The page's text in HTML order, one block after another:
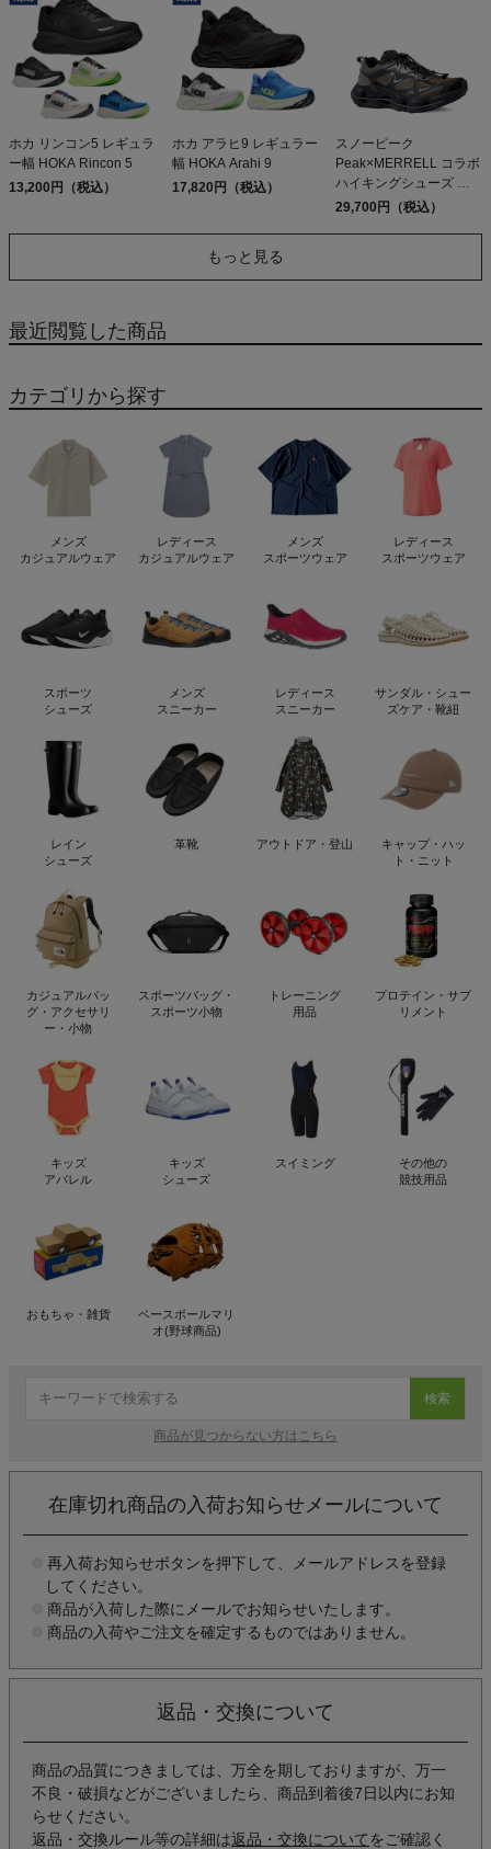
ホカ リンコン5 レギュラ
ー幅 HOKA Rincon 5
13,200円（税込）
ホカ アラヒ9 レギュラー
幅 HOKA Arahi 9
17,820円（税込）
スノーピーク
Peak×MERRELL コラボ
ハイキングシューズ ア
ウトドア タウンユース
S
29,700円（税込）
もっと見る
最近閲覧した商品
カテゴリから探す
メンズ
カジュアルウェア
レディース
カジュアルウェア
メンズ
スポーツウェア
レディース
スポーツウェア
スポーツ
シューズ
メンズ
スニーカー
レディース
スニーカー
サンダル・シュー
ズケア・靴紐
レイン
シューズ
革靴 アウトドア・登山
キャップ・ハッ
ト・ニット
カジュアルバッ
グ・アクセサリ
ー・小物
スポーツバッグ・
スポーツ小物
トレーニング
用品
プロテイン・サプ
リメント
キッズ
アパレル
キッズ
シューズ
スイミング
その他の
競技用品
おもちゃ・雑貨
ベースボールマリ
オ(野球商品)
検索
商品が見つからない方はこちら
在庫切れ商品の入荷お知らせメールについて
再入荷お知らせボタンを押下して、メールアドレスを登録
してください。
商品が入荷した際にメールでお知らせいたします。
商品の入荷やご注文を確定するものではありません。
返品・交換について
商品の品質につきましては、万全を期しておりますが、万一
不良・破損などがございましたら、商品到着後7日以内にお知
らせください。
返品・交換ルール等の詳細は返品・交換について をご確認く